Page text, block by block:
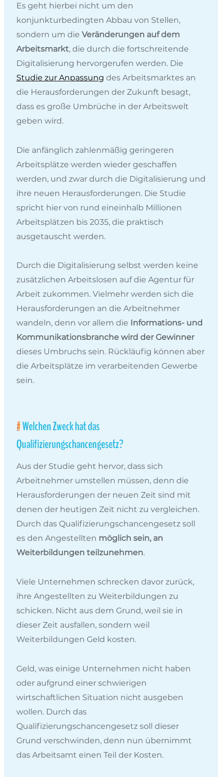
Es geht hierbei nicht um den
konjunkturbedingten Abbau von Stellen,
sondern um die Veränderungen auf dem
Arbeitsmarkt, die durch die fortschreitende
Digitalisierung hervorgerufen werden. Die
Studie zur Anpassung des Arbeitsmarktes an
die Herausforderungen der Zukunft besagt,
dass es große Umbrüche in der Arbeitswelt
geben wird.
Die anfänglich zahlenmäßig geringeren
Arbeitsplätze werden wieder geschaffen
werden, und zwar durch die Digitalisierung und
ihre neuen Herausforderungen. Die Studie
spricht hier von rund eineinhalb Millionen
Arbeitsplätzen bis 2035, die praktisch
ausgetauscht werden.
Durch die Digitalisierung selbst werden keine
zusätzlichen Arbeitslosen auf die Agentur für
Arbeit zukommen. Vielmehr werden sich die
Herausforderungen an die Arbeitnehmer
wandeln, denn vor allem die Informations- und
Kommunikationsbranche wird der Gewinner
dieses Umbruchs sein. Rückläufig können aber
die Arbeitsplätze im verarbeitenden Gewerbe
sein.
Welchen Zweck hat das
Qualifizierungschancengesetz?
Aus der Studie geht hervor, dass sich
Arbeitnehmer umstellen müssen, denn die
Herausforderungen der neuen Zeit sind mit
denen der heutigen Zeit nicht zu vergleichen.
Durch das Qualifizierungschancengesetz soll
es den Angestellten möglich sein, an
Weiterbildungen teilzunehmen.
Viele Unternehmen schrecken davor zurück,
ihre Angestellten zu Weiterbildungen zu
schicken. Nicht aus dem Grund, weil sie in
dieser Zeit ausfallen, sondern weil
Weiterbildungen Geld kosten.
Geld, was einige Unternehmen nicht haben
oder aufgrund einer schwierigen
wirtschaftlichen Situation nicht ausgeben
wollen. Durch das
Qualifizierungschancengesetz soll dieser
Grund verschwinden, denn nun übernimmt
das Arbeitsamt einen Teil der Kosten.